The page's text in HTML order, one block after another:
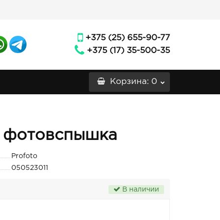
+375 (25) 655-90-77
+375 (17) 35-500-35
Корзина: 0
фотовспышка
Profoto
050523011
В наличии